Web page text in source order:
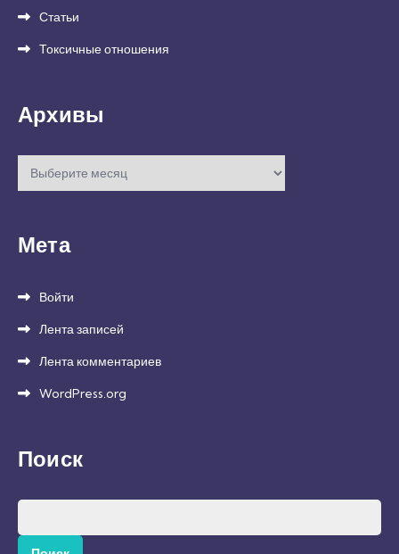
Статьи
Токсичные отношения
Архивы
Архивы
Мета
Войти
Лента записей
Лента комментариев
WordPress.org
Поиск